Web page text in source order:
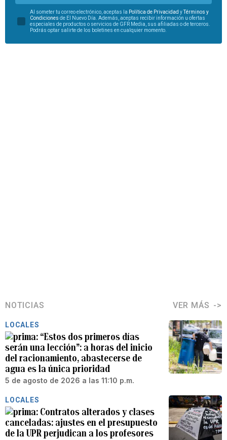
Al someter tu correo electrónico, aceptas la Política de Privacidad y
Términos y
Condiciones de El Nuevo Día. Además, aceptas recibir información u ofertas
especiales de productos o servicios de GFR Media, sus afiliadas o de terceros.
Podrás optar salirte de los boletines en cualquier momento.
NOTICIAS VER MÁS
LOCALES
“Estos dos primeros días
serán una lección”: a horas del inicio
del racionamiento, abastecerse de
agua es la única prioridad
5 de agosto de 2026 a las 11:10 p.m.
LOCALES
Contratos alterados y clases
canceladas: ajustes en el presupuesto
de la UPR perjudican a los profesores